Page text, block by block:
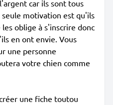
car ils sont tous
motivation est qu'ils
oblige à s'inscrire donc
en ont envie. Vous
une personne
votre chien comme
une fiche toutou